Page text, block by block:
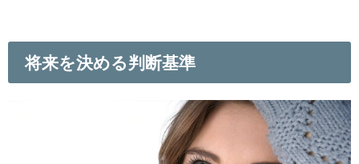
将来を決める判断基準